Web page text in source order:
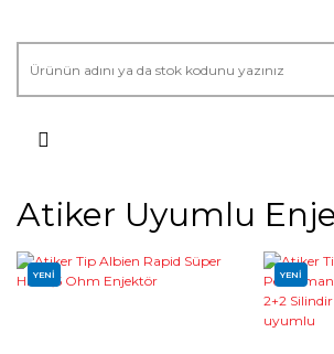
Atiker Uyumlu
YENİ YENİ